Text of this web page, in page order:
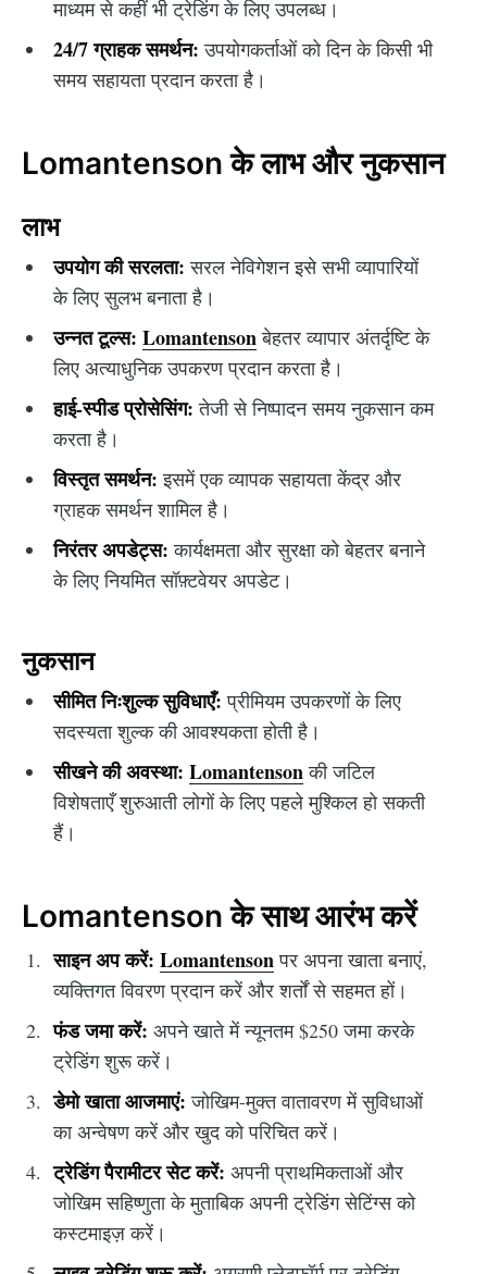
माध्यम से कहीं भी ट्रेडिंग के लिए उपलब्ध।
24/7 ग्राहक समर्थन: उपयोगकर्ताओं को दिन के किसी भी
समय सहायता प्रदान करता है।
Lomantenson के लाभ और नुकसान
लाभ
उपयोग की सरलता: सरल नेविगेशन इसे सभी व्यापारियों
के लिए सुलभ बनाता है।
उन्नत टूल्स: Lomantensonबेहतर व्यापार अंतर्दृष्टि के
लिए अत्याधुनिक उपकरण प्रदान करता है।
हाई-स्पीड प्रोसेसिंग: तेजी से निष्पादन समय नुकसान कम
करता है।
विस्तृत समर्थन: इसमें एक व्यापक सहायता केंद्र और
ग्राहक समर्थन शामिल है।
निरंतर अपडेट्स: कार्यक्षमता और सुरक्षा को बेहतर बनाने
के लिए नियमित सॉफ़्टवेयर अपडेट।
नुकसान
सीमित निःशुल्क सुविधाएँ: प्रीमियम उपकरणों के लिए
सदस्यता शुल्क की आवश्यकता होती है।
सीखने की अवस्था: Lomantensonकी जटिल
विशेषताएँ शुरुआती लोगों के लिए पहले मुश्किल हो सकती
हैं।
Lomantenson के साथ आरंभ करें
साइन अप करें: Lomantensonपर अपना खाता बनाएं,
व्यक्तिगत विवरण प्रदान करें और शर्तों से सहमत हों।
फंड जमा करें: अपने खाते में न्यूनतम $250 जमा करके
ट्रेडिंग शुरू करें।
डेमो खाता आजमाएं: जोखिम-मुक्त वातावरण में सुविधाओं
का अन्वेषण करें और खुद को परिचित करें।
ट्रेडिंग पैरामीटर सेट करें: अपनी प्राथमिकताओं और
जोखिम सहिष्णुता के मुताबिक अपनी ट्रेडिंग सेटिंग्स को
कस्टमाइज़ करें।